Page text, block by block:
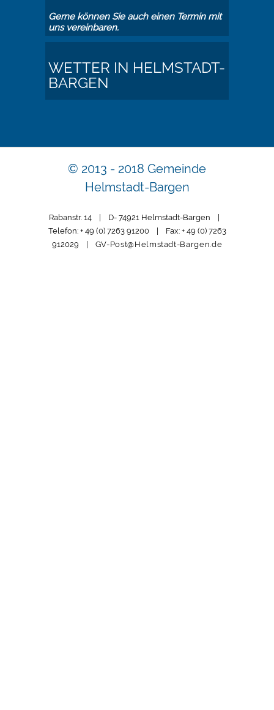
Gerne können Sie auch einen Termin mit
uns vereinbaren.
WETTER IN HELMSTADT-
BARGEN
© 2013 - 2018 Gemeinde
Helmstadt-Bargen
Rabanstr. 14 | D- 74921 Helmstadt-Bargen |
Telefon: + 49 (0) 7263 91200 | Fax: + 49 (0) 7263
912029 | GV-Post@Helmstadt-Bargen.de